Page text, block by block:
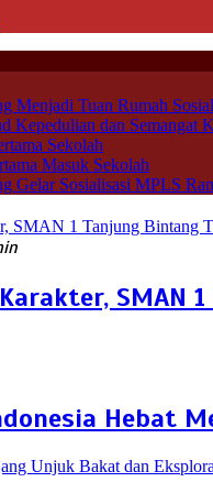
Menjadi Tuan Rumah
Kepedulian dan Semangat
Sekolah
Masuk Sekolah
Gelar Sosialisasi MPLS
SMAN
Hebat